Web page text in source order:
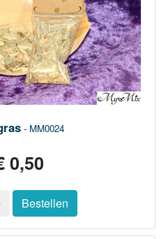
- MM0024
0,50
Bestellen